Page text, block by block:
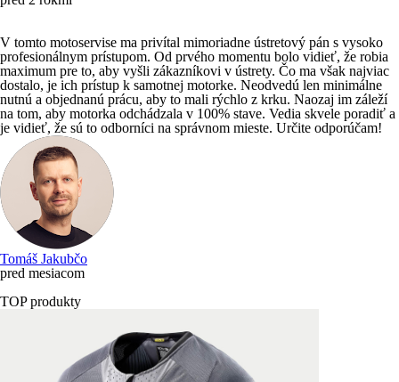
V tomto motoservise ma privítal mimoriadne ústretový pán s vysoko
profesionálnym prístupom. Od prvého momentu bolo vidieť, že robia
maximum pre to, aby vyšli zákazníkovi v ústrety. Čo ma však najviac
dostalo, je ich prístup k samotnej motorke. Neodvedú len minimálne
nutnú a objednanú prácu, aby to mali rýchlo z krku. Naozaj im záleží
na tom, aby motorka odchádzala v 100% stave. Vedia skvele poradiť a
je vidieť, že sú to odborníci na správnom mieste. Určite odporúčam!
Tomáš Jakubčo
pred mesiacom
TOP produkty